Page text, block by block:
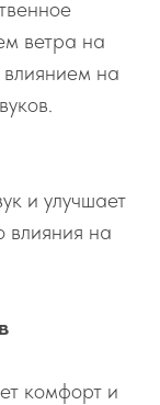
ветра на
на
и улучшает
влияния на
комфорт и